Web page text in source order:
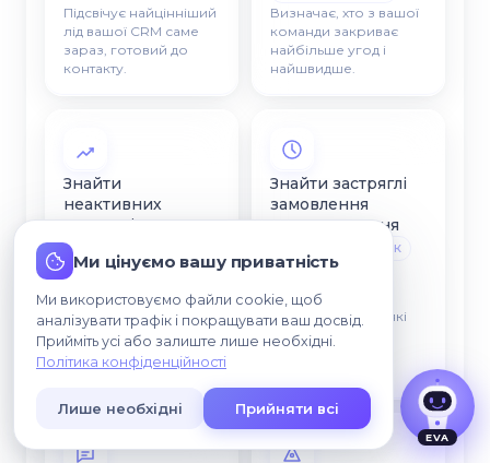
Підсвічує найцінніший
лід вашої CRM саме
зараз, готовий до
контакту.
Визначає, хто з вашої
команди закриває
найбільше угод і
найшвидше.
Знайти
неактивних
учасників
лояльності
Команда
Конверсія
Ранжує менеджерів за
конверсією з ліда в
угоду по всій воронці
CRM.
Знайти застряглі
замовлення
самовивезення
Ризик
Позначає угоди, які
надто довго не
рухаються між
EVA
Погоджуюсь, що мої дані можуть
Ми цінуємо вашу приватність
Ми використовуємо файли cookie, щоб
аналізувати трафік і покращувати ваш досвід.
Прийміть усі або залиште лише необхідні.
Політика конфіденційності
Лише необхідні Прийняти всі